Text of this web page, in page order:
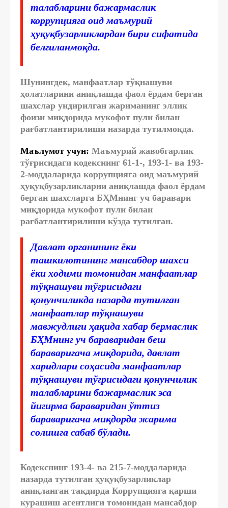
талабларини бажармаслик
коррупцияга оид маъмурий
ҳуқуқбузарликлардан бири сифатида
белгиланмоқда.
Шунингдек, манфаатлар тўқнашуви
ҳолатларини аниқлашда фаол ёрдам берган
шахслар ундирилган жариманинг эллик
фоизи миқдорида мукофот пули билан
рағбатлантирилиши назарда тутилмоқда.
Маълумот учун: Маъмурий жавобгарлик
тўғрисидаги кодекснинг 61-1-, 193-1- ва 193-
2-моддаларида коррупцияга оид маъмурий
ҳуқуқбузарликларни аниқлашда фаол ёрдам
берган шахсларга БҲМнинг уч баравари
миқдорида мукофот пули билан
рағбатлантирилиши кўзда тутилган.
Давлат органининг ёки
ташкилотининг мансабдор шахси
ёки ходими томонидан манфаатлар
тўқнашуви тўғрисидаги
қонунчиликда назарда тутилган
манфаатлар тўқнашуви
мавжудлиги ҳақида хабар бермаслик
БҲМнинг уч бараваридан беш
бараваригача миқдорида, давлат
харидлари соҳасида манфаатлар
тўқнашуви тўғрисидаги қонунчилик
талабларини бажармаслик эса
йигирма бараваридан ўттиз
бараваригача миқдорда жарима
солишга сабаб бўлади.
Кодекснинг 193-4- ва 215-7-моддаларида
назарда тутилган ҳуқуқбузарликлар
аниқланган тақдирда Коррупцияга қарши
курашиш агентлиги томонидан мансабдор